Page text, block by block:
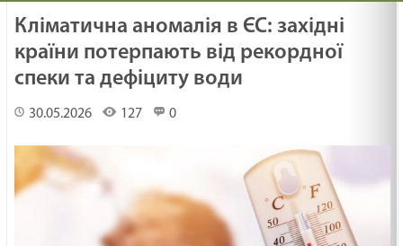
Кліматична аномалія в ЄС: західні
країни потерпають від рекордної
спеки та дефіциту води
30.05.2026 127 0